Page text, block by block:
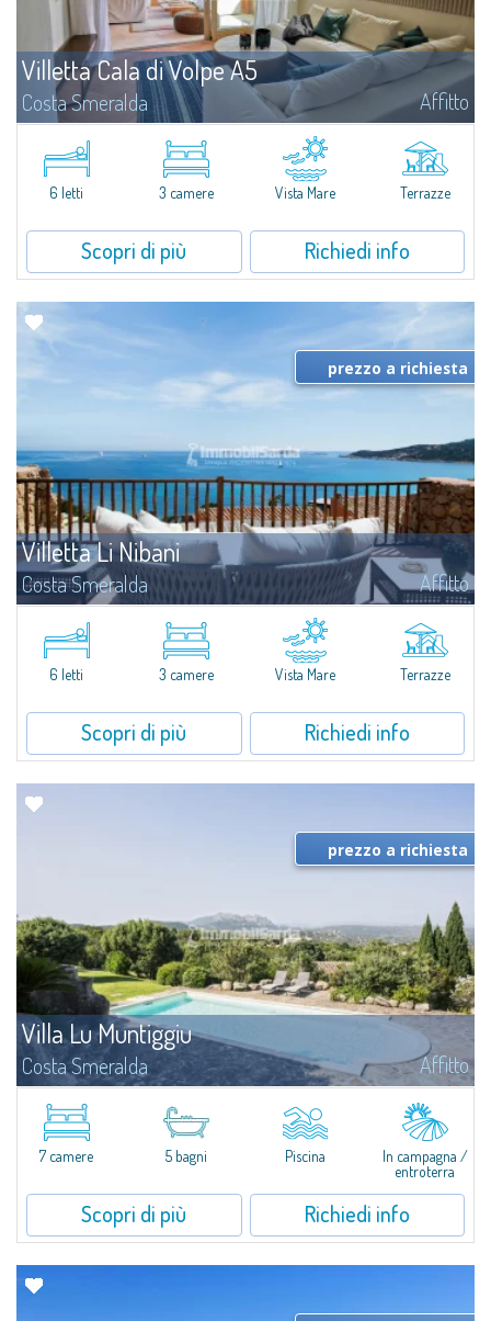
Villetta Cala di Volpe A5
Costa Smeralda Affitto
​Nuova elegante villetta inserita in un complesso residenziale di recente
costruzione a due passi da Porto Cervo, affacciato sulla rinomata baia di
Cala di Volpe, con piscina condominiale, servizi e aree verdi...
6 letti
3 camere Vista Mare Terrazze
Scopri di più Richiedi info
Villetta Li Nibani
Costa Smeralda Affitto
A pochi passi dalla Baia del Piccolo Pevero, Villetta Li Nibani si trova
all'interno di un tranquillo condominio con vista mozzafiato sul mare della
Costa Smeralda, in posizione strategica per raggiungere la spiaggia in...
prezzo a richiesta
6 letti 3 camere Vista Mare Terrazze
Scopri di più Richiedi info
Villa Lu Muntiggiu
Costa Smeralda Affitto
Splendida villa immersa nel verde sulla collina di Mirialveda, a metà strada
fra Capriccioli e San Pantaleo.Villa Lu Muntiggiu è un grande stazzo
completamente rimodernato, in cui gli spazi sono stati ripensati da zero...
prezzo a richiesta
7 camere 5 bagni Piscina
In campagna /
entroterra
Scopri di più Richiedi info